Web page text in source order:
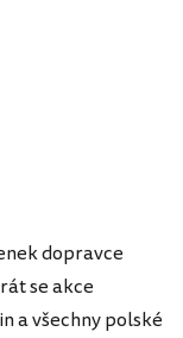
dopravce
se akce
a všechny polské